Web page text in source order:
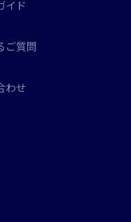
イド
ご質問
わせ